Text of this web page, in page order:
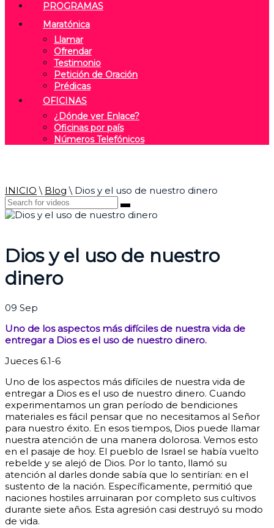
PROGRAMAS
Maratónica
Llamar
Ofrendar
Testimonio
Petición de Oración
Prédicas
OFICINAS
¿Dónde ver Enlace?
Oficinas por país
Números Telefónicos
INICIO \ Blog \ Dios y el uso de nuestro dinero
Dios y el uso de nuestro
dinero
09 Sep
Uno de los aspectos más difíciles de nuestra vida de
entregar a Dios es el uso de nuestro dinero.
Jueces 6.1-6
Uno de los aspectos más difíciles de nuestra vida de
entregar a Dios es el uso de nuestro dinero. Cuando
experimentamos un gran período de bendiciones
materiales es fácil pensar que no necesitamos al Señor
para nuestro éxito. En esos tiempos, Dios puede llamar
nuestra atención de una manera dolorosa. Vemos esto
en el pasaje de hoy. El pueblo de Israel se había vuelto
rebelde y se alejó de Dios. Por lo tanto, llamó su
atención al darles donde sabía que lo sentirían: en el
sustento de la nación. Específicamente, permitió que
naciones hostiles arruinaran por completo sus cultivos
durante siete años. Esta agresión casi destruyó su modo
de vida.